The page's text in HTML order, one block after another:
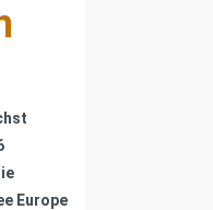
Europe